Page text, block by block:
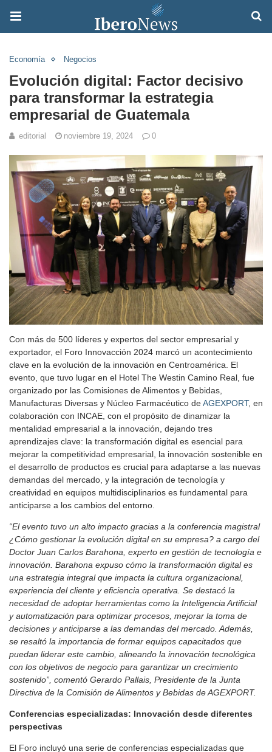
Economía Negocios
Evolución digital: Factor decisivo
para transformar la estrategia
empresarial de Guatemala
editorial noviembre 19, 2024 0
Con más de 500 líderes y expertos del sector empresarial y
exportador, el Foro Innovacción 2024 marcó un acontecimiento
clave en la evolución de la innovación en Centroamérica. El
evento, que tuvo lugar en el Hotel The Westin Camino Real, fue
organizado por las Comisiones de Alimentos y Bebidas,
Manufacturas Diversas y Núcleo Farmacéutico deAGEXPORT, en
colaboración con INCAE, con el propósito de dinamizar la
mentalidad empresarial a la innovación, dejando tres
aprendizajes clave: la transformación digital es esencial para
mejorar la competitividad empresarial, la innovación sostenible en
el desarrollo de productos es crucial para adaptarse a las nuevas
demandas del mercado, y la integración de tecnología y
creatividad en equipos multidisciplinarios es fundamental para
anticiparse a los cambios del entorno.
“El evento tuvo un alto impacto gracias a la conferencia magistral
¿Cómo gestionar la evolución digital en su empresa? a cargo del
Doctor Juan Carlos Barahona, experto en gestión de tecnología e
innovación. Barahona expuso cómo la transformación digital es
una estrategia integral que impacta la cultura organizacional,
experiencia del cliente y eficiencia operativa. Se destacó la
necesidad de adoptar herramientas como la Inteligencia Artificial
y automatización para optimizar procesos, mejorar la toma de
decisiones y anticiparse a las demandas del mercado. Además,
se resaltó la importancia de formar equipos capacitados que
puedan liderar este cambio, alineando la innovación tecnológica
con los objetivos de negocio para garantizar un crecimiento
sostenido”, comentó Gerardo Pallais, Presidente de la Junta
Directiva de la Comisión de Alimentos y Bebidas de AGEXPORT.
Conferencias especializadas: Innovación desde diferentes
perspectivas
El Foro incluyó una serie de conferencias especializadas que